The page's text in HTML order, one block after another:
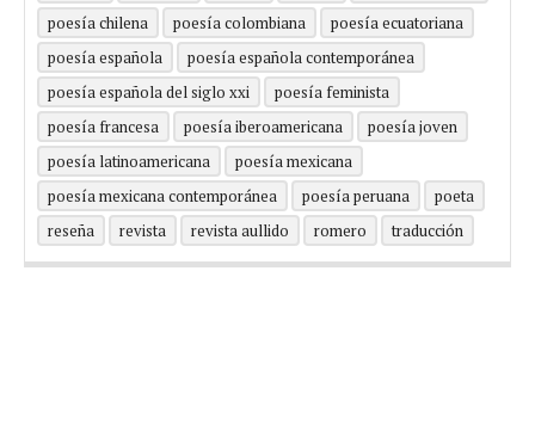
poesía chilena
poesía colombiana
poesía ecuatoriana
poesía española
poesía española contemporánea
poesía española del siglo xxi
poesía feminista
poesía francesa
poesía iberoamericana
poesía joven
poesía latinoamericana
poesía mexicana
poesía mexicana contemporánea
poesía peruana
poeta
reseña
revista revista aullido romero traducción